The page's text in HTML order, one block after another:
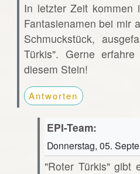
In letzter Zeit kommen
Fantasienamen bei mir
Schmuckstück,
Türkis". Gerne
diesem Stein!
Antworten
EPI-Team:
Donnerstag, 05.
"Roter Türkis" gibt